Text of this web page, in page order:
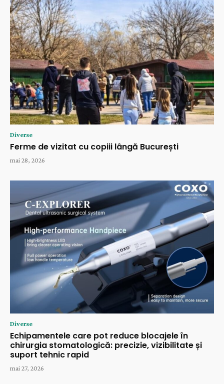
Diverse
Ferme de vizitat cu copiii lângă București
mai 28, 2026
Diverse
Echipamentele care pot reduce blocajele în
chirurgia stomatologică: precizie, vizibilitate și
suport tehnic rapid
mai 27, 2026